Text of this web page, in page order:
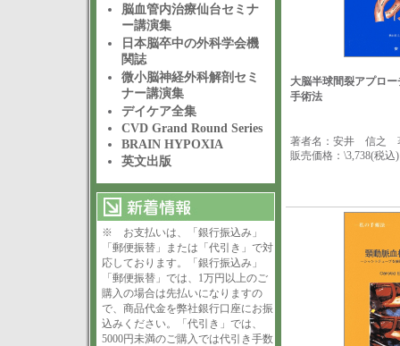
脳血管内治療仙台セミナ
ー講演集
日本脳卒中の外科学会機
関誌
微小脳神経外科解剖セミ
ナー講演集
デイケア全集
CVD Grand Round Series
BRAIN HYPOXIA
英文出版
※ お支払いは、「銀行振込み」
「郵便振替」または「代引き」で対
応しております。「銀行振込み」
「郵便振替」では、1万円以上のご
購入の場合は先払いになりますの
で、商品代金を弊社銀行口座にお振
込みください。「代引き」では、
5000円未満のご購入では代引き手数
大脳半球間裂アプロ
手術法
著者名：安井 信之
販売価格：\3,738(税込)